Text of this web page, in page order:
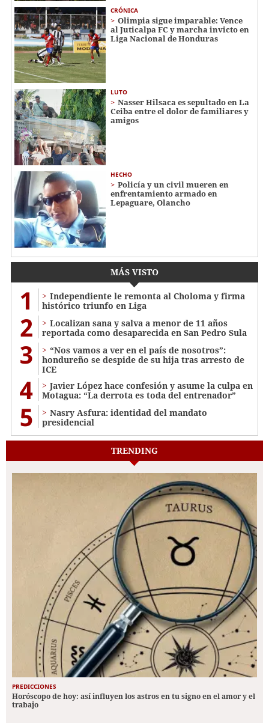
CRÓNICA
Olimpia sigue imparable: Vence
al Juticalpa FC y marcha invicto en
Liga Nacional de Honduras
LUTO
Nasser Hilsaca es sepultado en La
Ceiba entre el dolor de familiares y
amigos
HECHO
Policía y un civil mueren en
enfrentamiento armado en
Lepaguare, Olancho
MÁS VISTO
1
Independiente le remonta al Choloma y firma
histórico triunfo en Liga
2
Localizan sana y salva a menor de 11 años
reportada como desaparecida en San Pedro Sula
3
“Nos vamos a ver en el país de nosotros”:
hondureño se despide de su hija tras arresto de
ICE
4
Javier López hace confesión y asume la culpa en
Motagua: “La derrota es toda del entrenador”
5
Nasry Asfura: identidad del mandato
presidencial
TRENDING
PREDICCIONES
Horóscopo de hoy: así influyen los astros en tu signo en el amor y el
trabajo